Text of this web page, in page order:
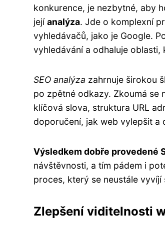
konkurence, je nezbytné, aby
jejíanalýza. Jde o komplexní
vyhledávačů, jako je Google.
vyhledávání a odhaluje oblasti,
SEO analýza zahrnuje širokou
po zpětné odkazy. Zkoumá se
klíčová slova, struktura URL
doporučení, jak web vylepšit a
Výsledkem dobře provedené
návštěvnosti, a tím pádem i
proces, který se neustále
Zlepšení viditelnosti